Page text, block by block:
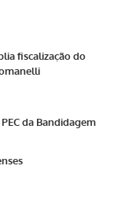
fiscalização do
da Bandidagem